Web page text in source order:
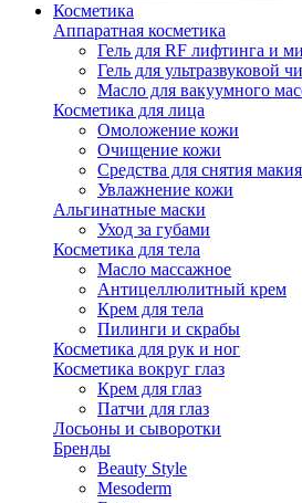
Косметика
Аппаратная косметика
Гель для RF лифтинга и
Гель для ультразвуковой
Масло для вакуумного
Косметика для лица
Омоложение кожи
Очищение кожи
Средства для снятия
Увлажнение кожи
Альгинатные маски
Уход за губами
Косметика для тела
Масло массажное
Антицеллюлитный крем
Крем для тела
Пилинги и скрабы
Косметика для рук и ног
Косметика вокруг глаз
Крем для глаз
Патчи для глаз
Лосьоны и сыворотки
Бренды
Beauty Style
Mesoderm